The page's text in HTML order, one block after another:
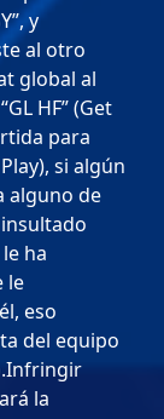
y
al otro
global al
HF” (Get
para
si algún
alguno de
ha
le
eso
del equipo
la